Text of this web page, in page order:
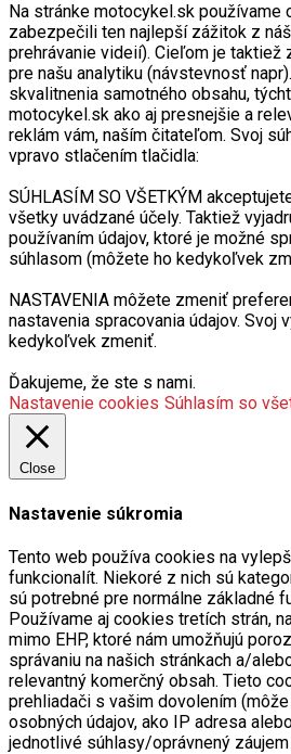
Na stránke motocykel.sk
zabezpečili ten najlepší zážitok z
prehrávanie videií). Cieľom je taktiež
pre našu analytiku (návstevnosť
skvalitnenia samotného obsahu,
motocykel.sk ako aj presnejšie a
reklám vám, naším čitateľom. Svoj
vpravo stlačením tlačidla:
SÚHLASÍM SO VŠETKÝM
všetky uvádzané účely. Taktiež
používaním údajov, ktoré je možné
súhlasom (môžete ho kedykoľvek
NASTAVENIA môžete zmeniť
nastavenia spracovania údajov. Svoj
kedykoľvek zmeniť.
Ďakujeme, že ste s nami.
Nastavenie cookies Súhlasím so
Close
Nastavenie súkromia
Tento web používa cookies na
funkcionalít. Niekoré z nich sú
sú potrebné pre normálne základné
Používame aj cookies tretích strán,
mimo EHP, ktoré nám umožňujú
správaniu na našich stránkach a/
relevantný komerčný obsah. Tieto
prehliadači s vašim dovolením
osobných údajov, ako IP adresa
jednotlivé súhlasy/oprávnený